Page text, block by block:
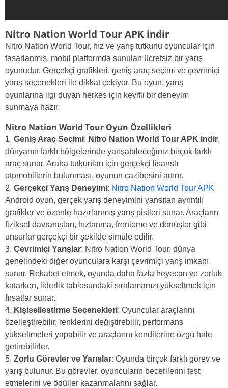
Nitro Nation World Tour APK indir
Nitro Nation World Tour, hız ve yarış tutkunu oyuncular için
tasarlanmış, mobil platformda sunulan ücretsiz bir yarış
oyunudur. Gerçekçi grafikleri, geniş araç seçimi ve çevrimiçi
yarış seçenekleri ile dikkat çekiyor. Bu oyun, yarış
oyunlarına ilgi duyan herkes için keyifli bir deneyim
sunmaya hazır.
Nitro Nation World Tour Oyun Özellikleri
Geniş Araç Seçimi: Nitro Nation World Tour APK indir,
dünyanın farklı bölgelerinde yarışabileceğiniz birçok farklı
araç sunar. Araba tutkunları için gerçekçi lisanslı
otomobillerin bulunması, oyunun cazibesini artırır.
Gerçekçi Yarış Deneyimi: Nitro Nation World Tour APK
Android oyun, gerçek yarış deneyimini yansıtan ayrıntılı
grafikler ve özenle hazırlanmış yarış pistleri sunar. Araçların
fiziksel davranışları, hızlanma, frenleme ve dönüşler gibi
unsurlar gerçekçi bir şekilde simüle edilir.
Çevrimiçi Yarışlar: Nitro Nation World Tour, dünya
genelindeki diğer oyunculara karşı çevrimiçi yarış imkanı
sunar. Rekabet etmek, oyunda daha fazla heyecan ve zorluk
katarken, liderlik tablosundaki sıralamanızı yükseltmek için
fırsatlar sunar.
Kişiselleştirme Seçenekleri: Oyuncular araçlarını
özelleştirebilir, renklerini değiştirebilir, performans
yükseltmeleri yapabilir ve araçlarını kendilerine özgü hale
getirebilirler.
Zorlu Görevler ve Yarışlar: Oyunda birçok farklı görev ve
yarış bulunur. Bu görevler, oyuncuların becerilerini test
etmelerini ve ödüller kazanmalarını sağlar.